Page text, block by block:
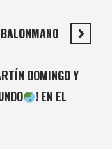
DOMINGO Y
! EN EL